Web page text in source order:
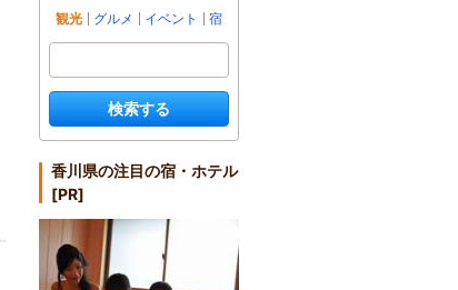
観光 グルメ イベント 宿
検索する
香川県の注目の宿・ホテル
[PR]